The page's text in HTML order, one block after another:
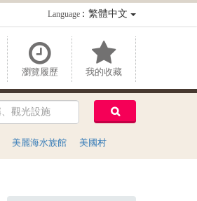
Language：繁體中文
瀏覽履歷 我的收藏
美麗海水族館 美國村